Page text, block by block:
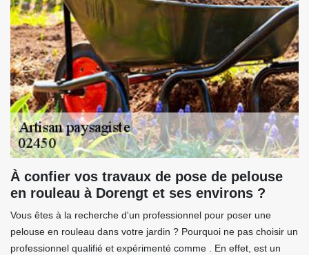
À confier vos travaux de pose de pelouse
en rouleau à Dorengt et ses environs ?
Vous êtes à la recherche d'un professionnel pour poser une
pelouse en rouleau dans votre jardin ? Pourquoi ne pas choisir un
professionnel qualifié et expérimenté comme . En effet, est un